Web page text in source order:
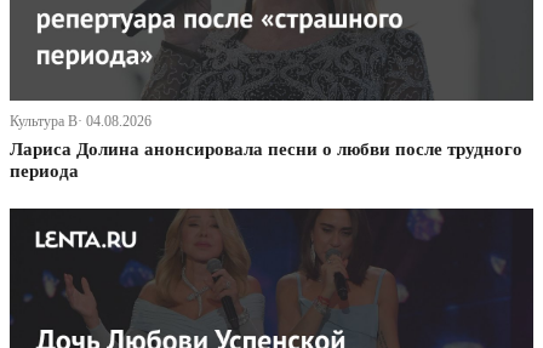
Культура В· 04.08.2026
Лариса Долина анонсировала песни о любви после трудного
периода